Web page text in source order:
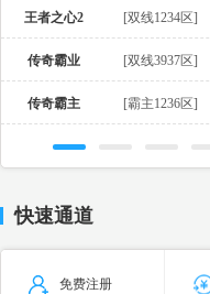
王者之心2 [双线1234区]
传奇霸业 [双线3937区]
传奇霸主 [霸主1236区]
快速通道
免费注册